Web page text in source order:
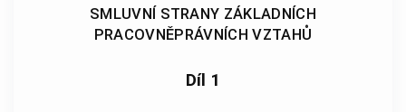
SMLUVNÍ STRANY ZÁKLADNÍCH
PRACOVNĚPRÁVNÍCH VZTAHŮ
Díl 1